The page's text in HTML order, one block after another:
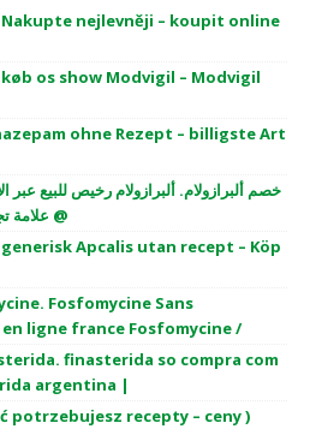
nejlevněji – koupit online
os show Modvigil – Modvigil
ohne Rezept – billigste Art
خصم ألبرازولام. ألبرازولام رخيص للبيع عبر
علامة تجارية بدون وصفة طبية ألبرازولام @
Apcalis utan recept – Köp
Fosfomycine Sans
ligne france Fosfomycine /
finasterida so compra com
argentina |
potrzebujesz recepty – ceny )